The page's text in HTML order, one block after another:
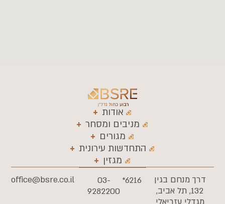
אודות
מניבים ומסחר
מגורים
התחדשות עירונית
מגזין
דרך מנחם בגין
132, תל אביב,
6216*
03-
9282200
office@bsre.co.il